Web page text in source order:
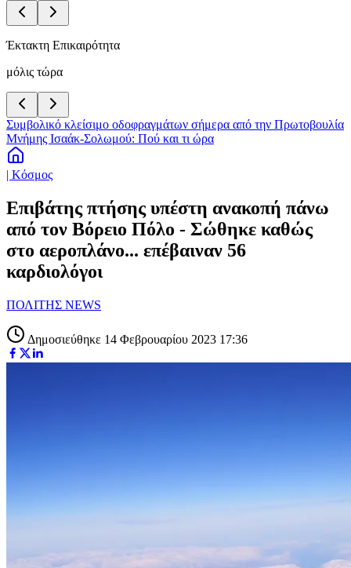
Έκτακτη Επικαιρότητα
μόλις τώρα
Συμβολικό κλείσιμο οδοφραγμάτων σήμερα από την Πρωτοβουλία
Μνήμης Ισαάκ-Σολωμού: Πού και τι ώρα
| Κόσμος
Επιβάτης πτήσης υπέστη ανακοπή πάνω
από τον Βόρειο Πόλο - Σώθηκε καθώς
στο αεροπλάνο... επέβαιναν 56
καρδιολόγοι
ΠΟΛΙΤΗΣ NEWS
Δημοσιεύθηκε 14 Φεβρουαρίου 2023 17:36